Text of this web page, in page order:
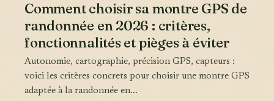
Comment choisir sa montre GPS de
randonnée en 2026 : critères,
fonctionnalités et pièges à éviter
Autonomie, cartographie, précision GPS, capteurs :
voici les critères concrets pour choisir une montre GPS
adaptée à la randonnée en...